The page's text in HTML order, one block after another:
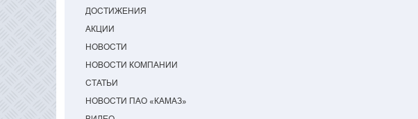
ДОСТИЖЕНИЯ
АКЦИИ
НОВОСТИ
НОВОСТИ КОМПАНИИ
СТАТЬИ
НОВОСТИ ПАО «КАМАЗ»